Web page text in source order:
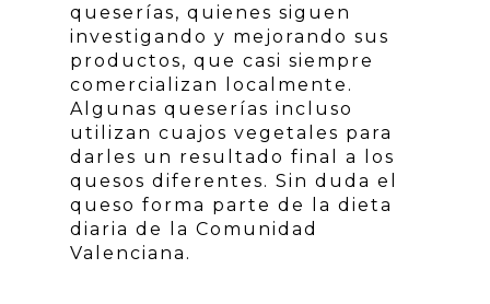
queserías, quienes siguen
investigando y mejorando sus
productos, que casi siempre
comercializan localmente.
Algunas queserías incluso
utilizan cuajos vegetales para
darles un resultado final a los
quesos diferentes. Sin duda el
queso forma parte de la dieta
diaria de la Comunidad
Valenciana.